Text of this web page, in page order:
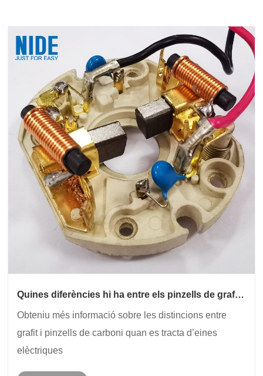
Quines diferències hi ha entre els pinzells de grafit i
Obteniu més informació sobre les distincions entre
grafit i pinzells de carboni quan es tracta d’eines
elèctriques